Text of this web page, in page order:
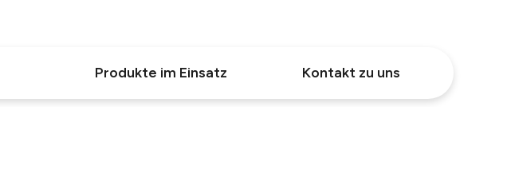
Produkte im Einsatz Kontakt zu uns